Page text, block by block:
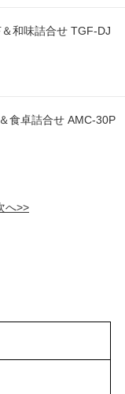
和味詰合せ TGF-DJ
食卓詰合せ AMC-30P
へ>>